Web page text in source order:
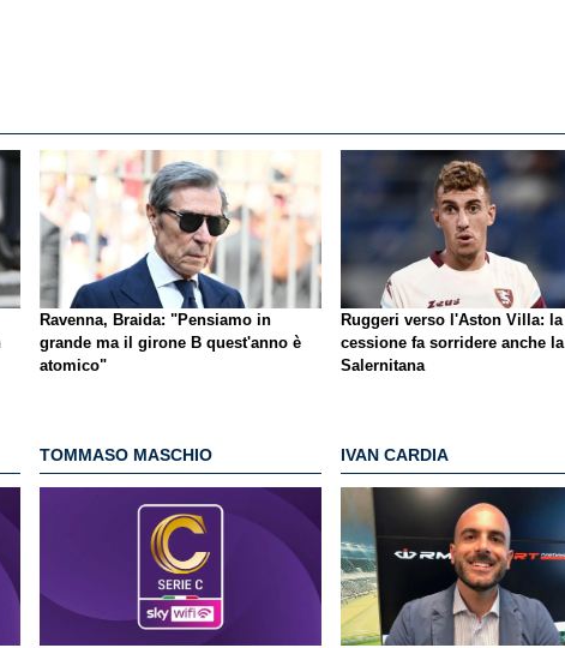
Ravenna, Braida: "Pensiamo in
grande ma il girone B quest'anno è
atomico"
Ruggeri verso l'Aston Villa: la
cessione fa sorridere anche la
Salernitana
TOMMASO MASCHIO IVAN CARDIA